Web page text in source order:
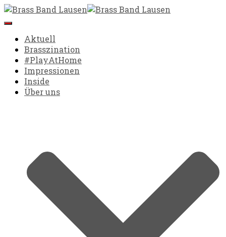
Navigation umschalten
Aktuell
Brasszination
#PlayAtHome
Impressionen
Inside
Über uns